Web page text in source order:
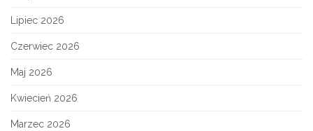
Lipiec 2026
Czerwiec 2026
Maj 2026
Kwiecień 2026
Marzec 2026